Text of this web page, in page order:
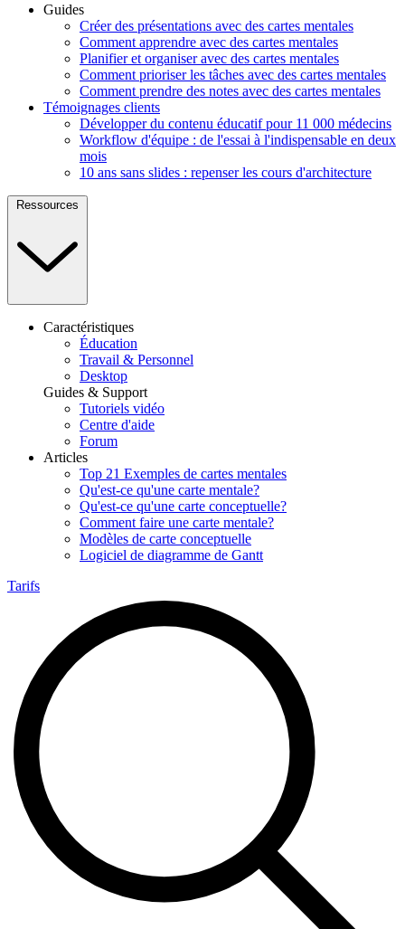
Guides
Créer des présentations avec des cartes mentales
Comment apprendre avec des cartes mentales
Planifier et organiser avec des cartes mentales
Comment prioriser les tâches avec des cartes mentales
Comment prendre des notes avec des cartes mentales
Témoignages clients
Développer du contenu éducatif pour 11 000 médecins
Workflow d'équipe : de l'essai à l'indispensable en deux
mois
10 ans sans slides : repenser les cours d'architecture
Ressources
Caractéristiques
Éducation
Travail & Personnel
Desktop
Guides & Support
Tutoriels vidéo
Centre d'aide
Forum
Articles
Top 21 Exemples de cartes mentales
Qu'est-ce qu'une carte mentale?
Qu'est-ce qu'une carte conceptuelle?
Comment faire une carte mentale?
Modèles de carte conceptuelle
Logiciel de diagramme de Gantt
Tarifs